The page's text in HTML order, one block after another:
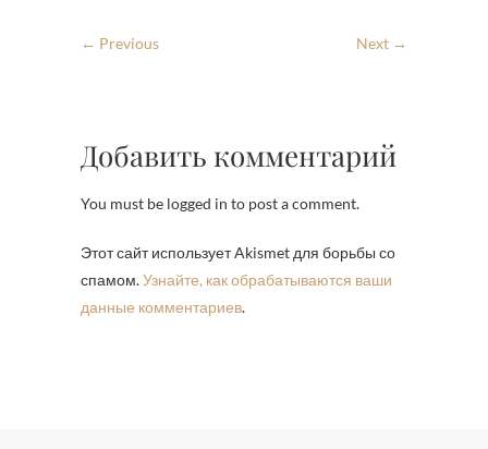
← Previous Next →
Добавить комментарий
You must be logged in to post a comment.
Этот сайт использует Akismet для борьбы со
спамом.Узнайте, как обрабатываются ваши
данные комментариев.